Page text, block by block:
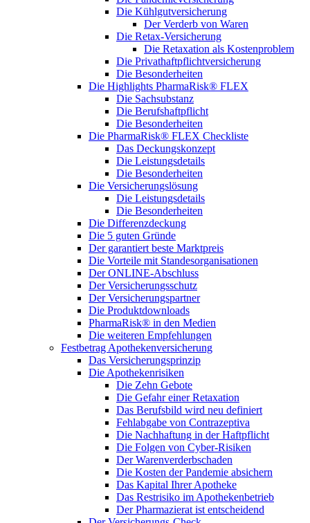
Die Kühlgutversicherung
Der Verderb von Waren
Die Retax-Versicherung
Die Retaxation als Kostenproblem
Die Privathaftpflichtversicherung
Die Besonderheiten
Die Highlights PharmaRisk® FLEX
Die Sachsubstanz
Die Berufshaftpflicht
Die Besonderheiten
Die PharmaRisk® FLEX Checkliste
Das Deckungskonzept
Die Leistungsdetails
Die Besonderheiten
Die Versicherungslösung
Die Leistungsdetails
Die Besonderheiten
Die Differenzdeckung
Die 5 guten Gründe
Der garantiert beste Marktpreis
Die Vorteile mit Standesorganisationen
Der ONLINE-Abschluss
Der Versicherungsschutz
Der Versicherungspartner
Die Produktdownloads
PharmaRisk® in den Medien
Die weiteren Empfehlungen
Festbetrag Apothekenversicherung
Das Versicherungsprinzip
Die Apothekenrisiken
Die Zehn Gebote
Die Gefahr einer Retaxation
Das Berufsbild wird neu definiert
Fehlabgabe von Contrazeptiva
Die Nachhaftung in der Haftpflicht
Die Folgen von Cyber-Risiken
Der Warenverderbschaden
Die Kosten der Pandemie absichern
Das Kapital Ihrer Apotheke
Das Restrisiko im Apothekenbetrieb
Der Pharmazierat ist entscheidend